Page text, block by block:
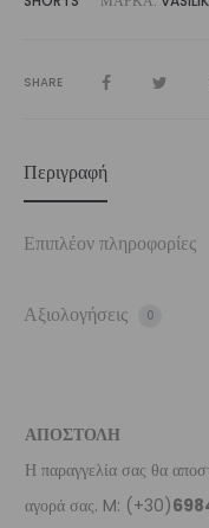
SHARE
Περιγραφή
Επιπλέον πληροφορίες
Αξιολογήσεις 0
ΑΠΟΣΤΟΛΗ
Η παραγγελία σας θα
αγορά σας. M: (+30)